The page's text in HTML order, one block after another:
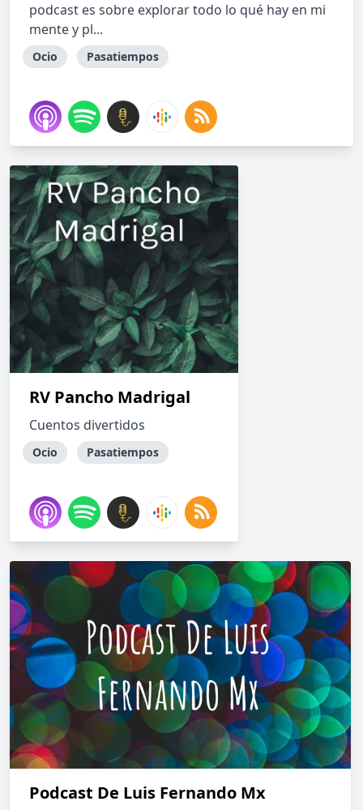
podcast es sobre explorar todo lo qué hay en mi
mente y pl...
Ocio Pasatiempos
RV Pancho Madrigal
Cuentos divertidos
Ocio Pasatiempos
Podcast De Luis Fernando Mx